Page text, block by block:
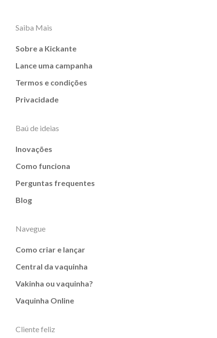
Saiba Mais
Sobre a Kickante
Lance uma campanha
Termos e condições
Privacidade
Baú de ideias
Inovações
Como funciona
Perguntas frequentes
Blog
Navegue
Como criar e lançar
Central da vaquinha
Vakinha ou vaquinha?
Vaquinha Online
Cliente feliz